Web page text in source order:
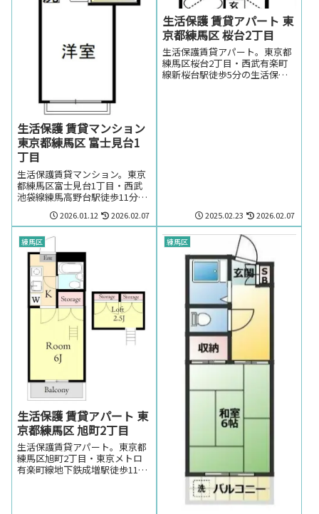
生活保護 賃貸マンション
東京都練馬区 富士見台1
丁目
生活保護賃貸マンション。東京
都練馬区富士見台1丁目・西武
池袋線練馬高野台駅徒歩11分の
ンション。生活保護の方で東京
都練馬区富士見台1丁目・西武
池袋線練馬高野台駅のお部屋を
お探しの方はお気軽にお問い合
わせください。
2026.01.12 2026.02.07
生活保護 賃貸アパート 東
京都練馬区 桜台2丁目
生活保護賃貸アパート。東京都
練馬区桜台2丁目・西武有楽町
線新桜台駅徒歩5分の生活保護
2025.02.23 2026.02.07
練馬区
生活保護 賃貸アパート 東
京都練馬区 旭町2丁目
生活保護賃貸アパート。東京都
練馬区旭町2丁目・東京メトロ
有楽町線地下鉄成増駅徒歩11分
練馬区